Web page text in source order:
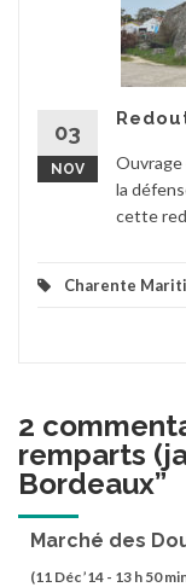
03
NOV
la
cette
Charente
2
remparts
Bordeaux”
Marché des
(11 Déc ’14 - 13 h 50